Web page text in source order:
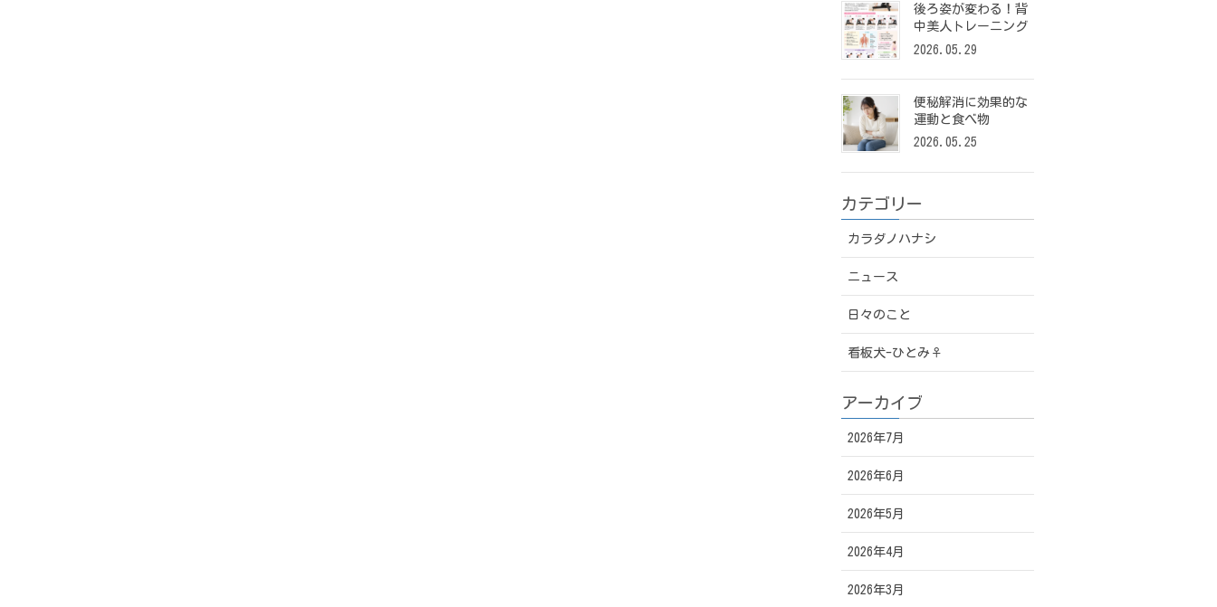
後ろ姿が変わる！背
中美人トレーニング
2026.05.29
便秘解消に効果的な
運動と食べ物
2026.05.25
カテゴリー
カラダノハナシ
ニュース
日々のこと
看板犬-ひとみ♀
アーカイブ
2026年7月
2026年6月
2026年5月
2026年4月
2026年3月